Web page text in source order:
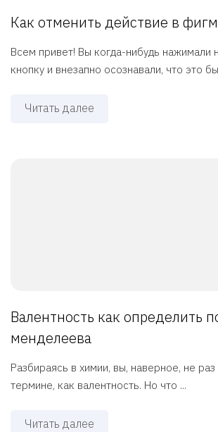
Как отменить действие в
Всем привет! Вы когда-нибудь нажимали
кнопку и внезапно осознавали, что это
Читать далее
Валентность как определить
менделеева
Разбираясь в химии, вы, наверное, не
термине, как валентность. Но что ...
Читать далее